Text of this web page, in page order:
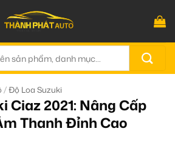
/Độ Loa Suzuki
Ciaz 2021: Nâng Cấp
Thanh Đỉnh Cao